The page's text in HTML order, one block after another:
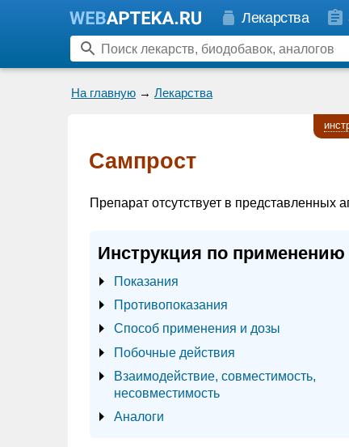
Лекарства
На главную → Лекарства
Сампрост
Препарат отсутствует в представленных
Инструкция по применению
Показания
Противопоказания
Способ применения и дозы
Побочные действия
Взаимодействие, совместимость,
несовместимость
Аналоги